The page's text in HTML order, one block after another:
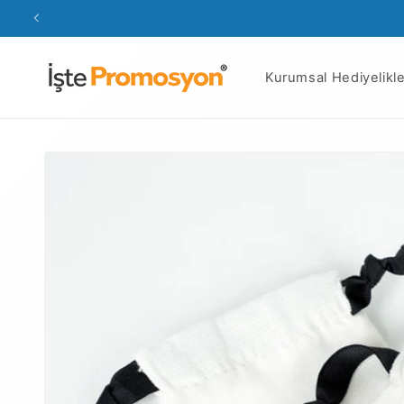
İçeriğe
Kurumsal